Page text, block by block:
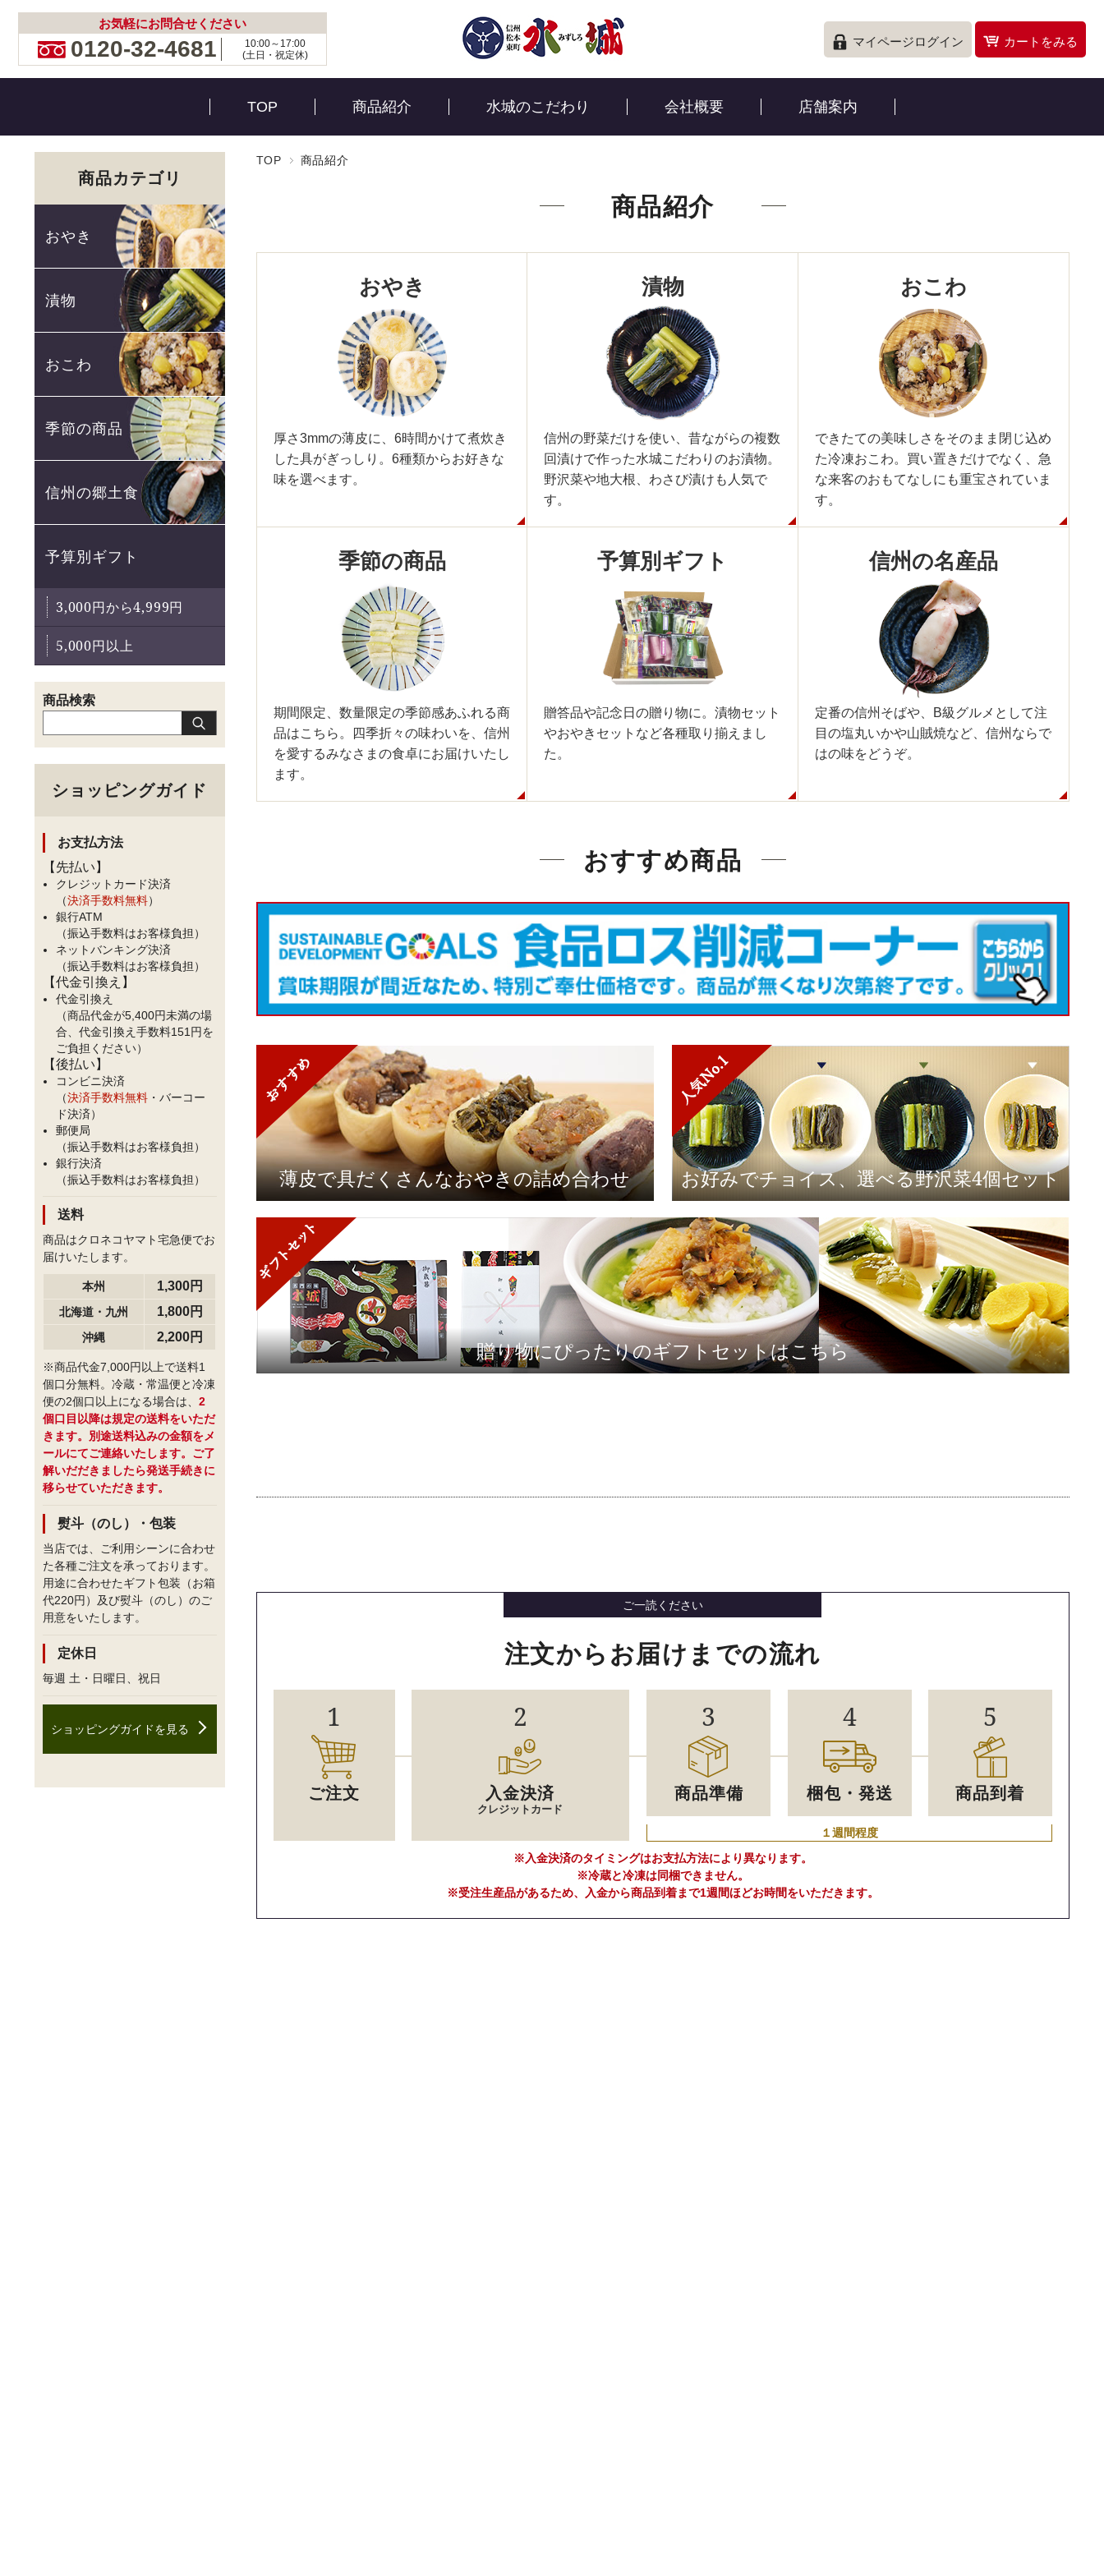
お気軽にお問合せください
0120-32-4681
10:00～17:00
(土日・祝定休)
マイページログイン カートをみる
TOP 商品紹介 水城のこだわり 会社概要 店舗案内
TOP 商品紹介
商品紹介
おやき
厚さ3mmの薄皮に、6時間かけて煮炊き
した具がぎっしり。6種類からお好きな
味を選べます。
漬物
信州の野菜だけを使い、昔ながらの複数
回漬けで作った水城こだわりのお漬物。
野沢菜や地大根、わさび漬けも人気で
す。
おこわ
できたての美味しさをそのまま閉じ込め
た冷凍おこわ。買い置きだけでなく、急
な来客のおもてなしにも重宝されていま
す。
季節の商品
期間限定、数量限定の季節感あふれる商
品はこちら。四季折々の味わいを、信州
を愛するみなさまの食卓にお届けいたし
ます。
予算別ギフト
贈答品や記念日の贈り物に。漬物セット
やおやきセットなど各種取り揃えまし
た。
信州の名産品
定番の信州そばや、B級グルメとして注
目の塩丸いかや山賊焼など、信州ならで
はの味をどうぞ。
おすすめ商品
薄皮で具だくさんなおやきの詰め合わせ お好みでチョイス、選べる野沢菜4個セット
贈り物にぴったりのギフトセットはこちら
ご一読ください
注文からお届けまでの流れ
1
ご注文
2
入金決済
クレジットカード
3
商品準備
4
梱包・発送
5
商品到着
１週間程度
※入金決済のタイミングはお支払方法により異なります。
※冷蔵と冷凍は同梱できません。
※受注生産品があるため、入金から商品到着まで1週間ほどお時間をいただきます。
商品カテゴリ
おやき
漬物
おこわ
季節の商品
信州の郷土食
予算別ギフト
3,000円から4,999円
5,000円以上
ショッピングガイド
お支払方法
【先払い】
クレジットカード決済
（決済手数料無料）
銀行ATM
（振込手数料はお客様負担）
ネットバンキング決済
（振込手数料はお客様負担）
【代金引換え】
代金引換え
（商品代金が5,400円未満の場
合、代金引換え手数料151円を
ご負担ください）
【後払い】
コンビニ決済
（決済手数料無料 ・バーコー
ド決済）
郵便局
（振込手数料はお客様負担）
銀行決済
（振込手数料はお客様負担）
送料
商品はクロネコヤマト宅急便でお
届けいたします。
本州 1,300円
北海道・九州 1,800円
沖縄 2,200円
※商品代金7,000円以上で送料1
個口分無料。冷蔵・常温便と冷凍
便の2個口以上になる場合は、 2
個口目以降は規定の送料をいただ
きます。別途送料込みの金額をメ
ールにてご連絡いたします。ご了
解いだだきましたら発送手続きに
移らせていただきます。
熨斗（のし）・包装
当店では、ご利用シーンに合わせ
た各種ご注文を承っております。
用途に合わせたギフト包装（お箱
代220円）及び熨斗（のし）のご
用意をいたします。
定休日
毎週 土・日曜日、祝日
ショッピングガイドを見る